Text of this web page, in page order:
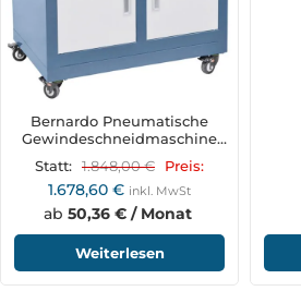
Bernardo Pneumatische
Gewindeschneidmaschine
Statt: 1.848,00€ Preis:
1.678,60 € inkl. MwSt
ab 50,36 € / Monat
Weiterlesen